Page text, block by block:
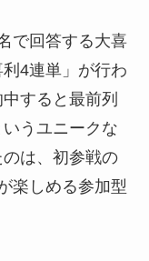
で回答する大喜
4連単」が行わ
すると最前列
うユニークな
は、初参戦の
楽しめる参加型